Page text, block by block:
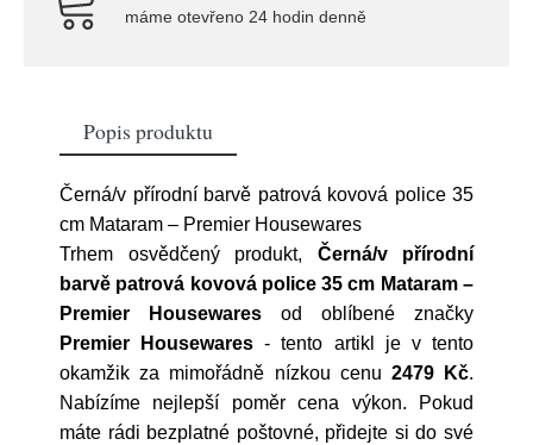
máme otevřeno 24 hodin denně
Popis produktu
Černá/v přírodní barvě patrová kovová police 35
cm Mataram – Premier Housewares
Trhem osvědčený produkt, Černá/v přírodní
barvě patrová kovová police 35 cm Mataram –
Premier Housewares od oblíbené značky
Premier Housewares - tento artikl je v tento
okamžik za mimořádně nízkou cenu 2479 Kč.
Nabízíme nejlepší poměr cena výkon. Pokud
máte rádi bezplatné poštovné, přidejte si do své